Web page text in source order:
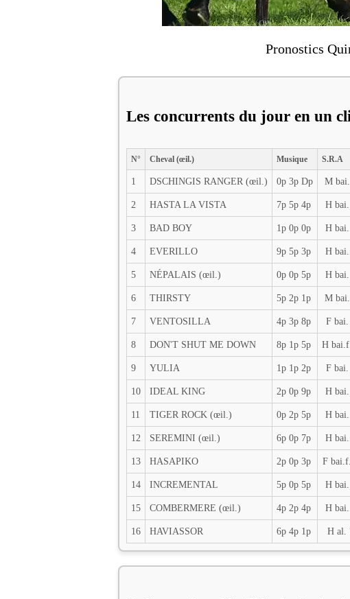
Pronostics
Les concurrents du jour en un
N° Cheval (œil.) Musique S.R.A
1 DSCHINGIS RANGER (œil.) 0p 3p Dp M
2 HASTA LA VISTA 7p 5p 4p H
3 BAD BOY 1p 0p 0p H
4 EVERILLO 9p 5p 3p H
5 NÉPALAIS (œil.) 0p 0p 5p H
6 THIRSTY 5p 2p 1p M
7 VENTOSILLA 4p 3p 8p F bai.
8 DON'T SHUT ME DOWN 8p 1p 5p H
9 YULIA 1p 1p 2p F bai.
10 IDEAL KING 2p 0p 9p H
11 TIGER ROCK (œil.) 0p 2p 5p H
12 SEREMINI (œil.) 6p 0p 7p H
13 HASAPIKO 2p 0p 3p F
14 INCREMENTAL 5p 0p 5p H
15 COMBERMERE (œil.) 4p 2p 4p H
16 HAVIASSOR 6p 4p 1p H al.